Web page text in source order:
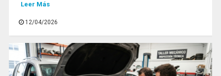
Leer Más
12/04/2026